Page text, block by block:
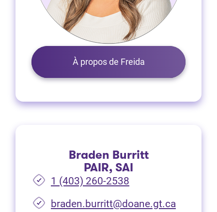
À propos de Freida
Braden Burritt
PAIR, SAI
1 (403) 260-2538
braden.burritt@doane.gt.ca